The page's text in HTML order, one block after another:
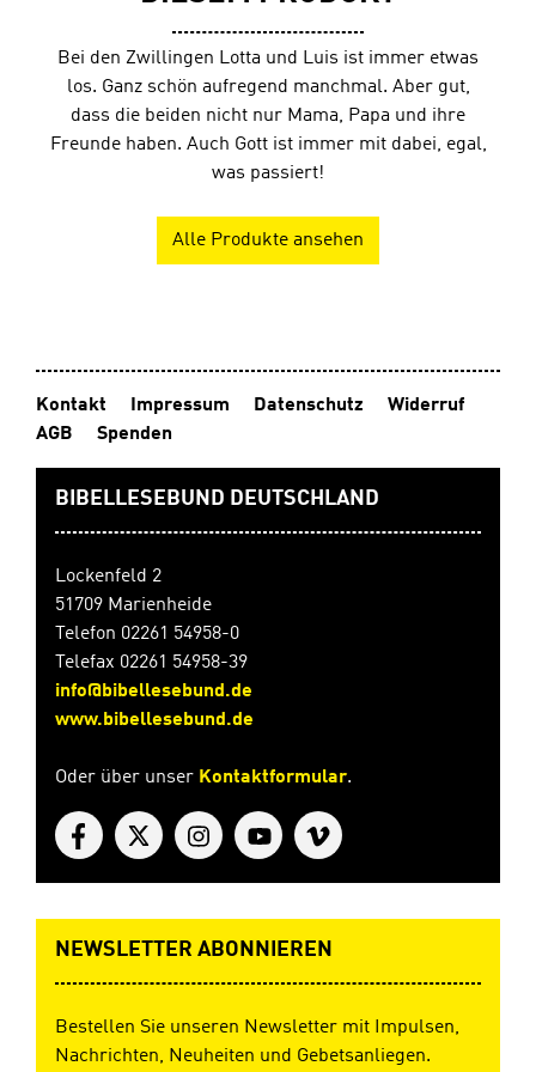
Bei den Zwillingen Lotta und Luis ist immer etwas
los. Ganz schön aufregend manchmal. Aber gut,
dass die beiden nicht nur Mama, Papa und ihre
Freunde haben. Auch Gott ist immer mit dabei, egal,
was passiert!
Alle Produkte ansehen
Kontakt Impressum Datenschutz
Widerruf
AGB
Spenden
BIBELLESEBUND DEUTSCHLAND
Lockenfeld 2
51709 Marienheide
Telefon 02261 54958-0
Telefax 02261 54958-39
info@bibellesebund.de
www.bibellesebund.de
Oder über unser Kontaktformular.
NEWSLETTER ABONNIEREN
Bestellen Sie unseren Newsletter mit Impulsen,
Nachrichten, Neuheiten und Gebetsanliegen.